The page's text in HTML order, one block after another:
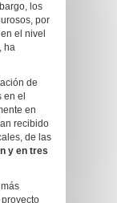
los
por
el nivel
ha
de
el
en
recibido
de las
y en tres